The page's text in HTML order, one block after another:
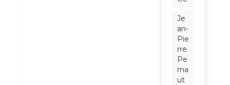
Je
an-
Pie
rre
Pe
rna
ut